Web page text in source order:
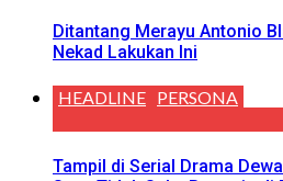
Ditantang Merayu Antonio
Nekad Lakukan Ini
HEADLINE PERSONA
Tampil di Serial Drama